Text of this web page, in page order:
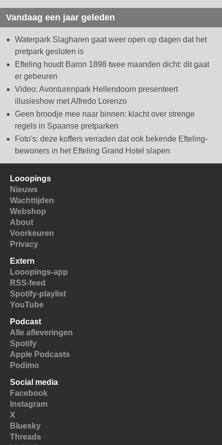
Vandaag een jaar geleden
Waterpark Slagharen gaat weer open op dagen dat het
pretpark gesloten is
Efteling houdt Baron 1898 twee maanden dicht: dit gaat
er gebeuren
Video: Avonturenpark Hellendoorn presenteert
illusieshow met Alfredo Lorenzo
Geen broodje mee naar binnen: klacht over strenge
regels in Spaanse pretparken
Foto's: deze koffers verraden dat ook bekende Efteling-
bewoners in het Efteling Grand Hotel slapen
Looopings
Nieuws
Wachttijden
Webshop
About
Voorkeuren
Privacy
Extern
Looopings-app
RSS-feed
Spotify-playlist
YouTube
Podcast
Alle afleveringen
Spotify
Apple Podcasts
Podimo
Social media
Facebook
Instagram
X
Bluesky
Threads